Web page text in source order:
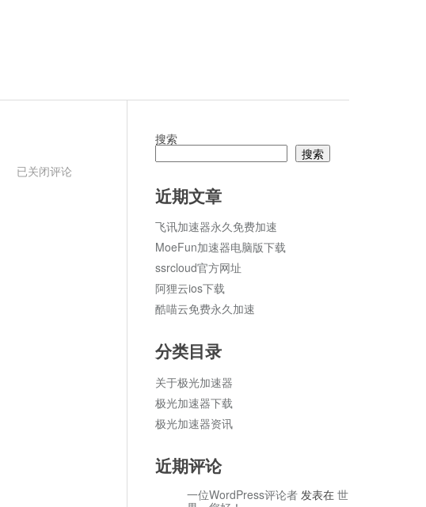
鹰
已关闭评论
搜索
搜索
近期文章
飞讯加速器永久免费加速
MoeFun加速器电脑版下载
ssrcloud官方网址
阿狸云ios下载
酷喵云免费永久加速
分类目录
关于极光加速器
极光加速器下载
极光加速器资讯
近期评论
一位WordPress评论者 发表在 世